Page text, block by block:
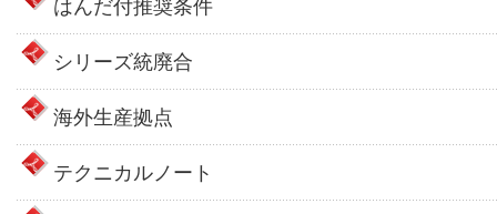
はんだ付推奨条件
シリーズ統廃合
海外生産拠点
テクニカルノート